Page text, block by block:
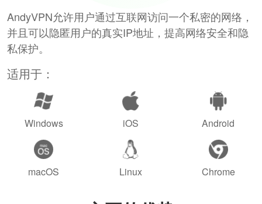
AndyVPN允许用户通过互联网访问一个私密的网络，
并且可以隐匿用户的真实IP地址，提高网络安全和隐
私保护。
适用于：
Windows iOS Android
macOS Linux Chrome